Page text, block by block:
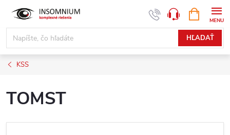
obsah
HĽADAŤ
KOŠÍK
KSS
TOMST
www.insomnium.sk - Chat